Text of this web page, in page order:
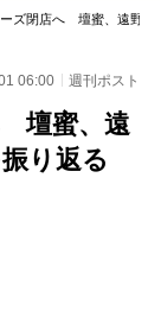
ズ閉店へ 壇蜜、遠野な
06:00 週刊ポスト
壇蜜、遠
り返る